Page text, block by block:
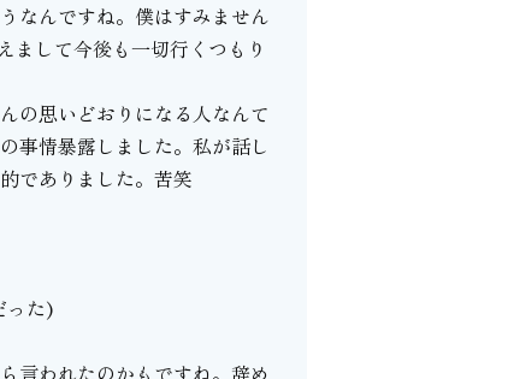
なんですね。僕はすみません
まして今後も一切行くつもり
の思いどおりになる人なんて
事情暴露しました。私が話し
でありました。苦笑
った)
言われたのかもですね。辞め